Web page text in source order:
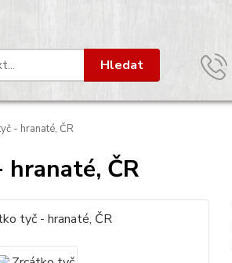
Hledat
- hranaté, ČR
ČR